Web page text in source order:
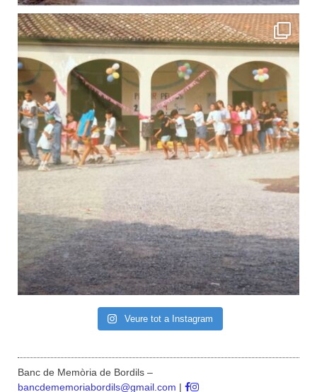
Veure tot a Instagram
Banc de Memòria de Bordils –
bancdememoriabordils@gmail.com |